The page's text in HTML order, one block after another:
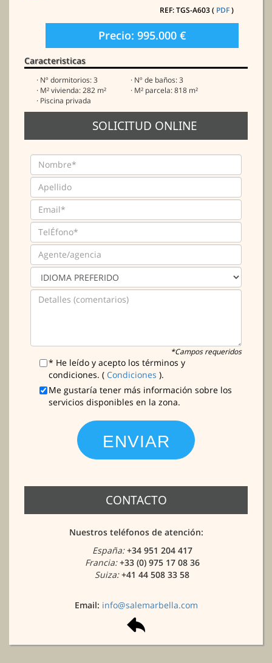
REF: TGS-A603 ( PDF)
Precio: 995.000 €
Caracteristicas
· Nº dormitorios: 3
· Nº de baños: 3
· M² vivienda: 282 m²
· M² parcela: 818 m²
· Piscina privada
SOLICITUD ONLINE
*Campos requeridos
* He leído y acepto los términos y
condiciones. ( Condiciones ).
Me gustaría tener más información sobre los
servicios disponibles en la zona.
CONTACTO
Nuestros teléfonos de atención:
España:+34 951 204 417
Francia:+33 (0) 975 17 08 36
Suiza:+41 44 508 33 58
Email: info@salemarbella.com